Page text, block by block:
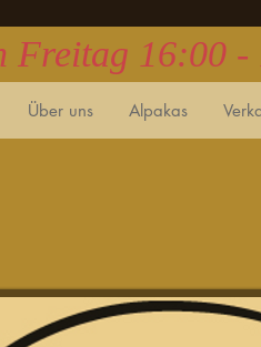
Über uns Alpakas
Freitag 16:00